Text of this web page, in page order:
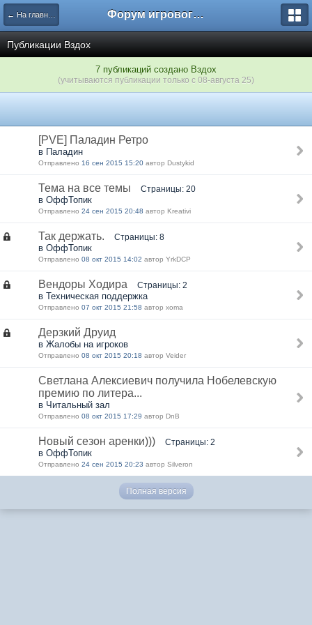
← На главную Форум игрового проекта Riverrise
Публикации Вздох
7 публикаций создано Вздох
(учитываются публикации только с 08-августа 25)
[PVE] Паладин Ретро
в Паладин
Отправлено 16 сен 2015 15:20 автор Dustykid
Тема на все темы Страницы: 20
в ОффТопик
Отправлено 24 сен 2015 20:48 автор Kreativi
Так держать. Страницы: 8
в ОффТопик
Отправлено 08 окт 2015 14:02 автор YrkDCP
Вендоры Ходира Страницы: 2
в Техническая поддержка
Отправлено 07 окт 2015 21:58 автор xoma
Дерзкий Друид
в Жалобы на игроков
Отправлено 08 окт 2015 20:18 автор Veider
Светлана Алексиевич получила Нобелевскую
премию по литера...
в Читальный зал
Отправлено 08 окт 2015 17:29 автор DnB
Новый сезон аренки))) Страницы: 2
в ОффТопик
Отправлено 24 сен 2015 20:23 автор Silveron
Полная версия